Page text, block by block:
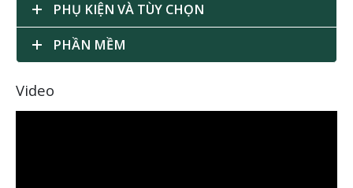
PHỤ KIỆN VÀ TÙY CHỌN
PHẦN MỀM
Video